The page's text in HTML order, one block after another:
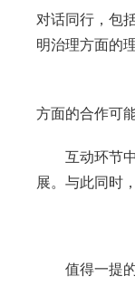
对话同行，包
明治理方面的
展会期
方面的合作可能
互动环节
展。与此同时
值得一提